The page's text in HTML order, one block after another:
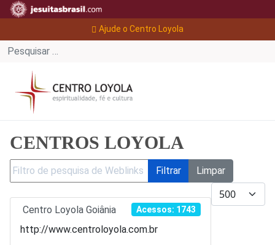
Ajude o Centro Loyola
CENTROS LOYOLA
Filtro de pesquisa de Weblinks Filtrar
Limpar
Mostrar #
Centro Loyola Goiânia
Acessos: 1743
http://www.centroloyola.com.br